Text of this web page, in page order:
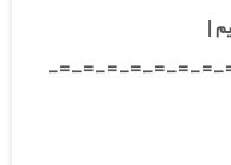
-=-=-=-=-=-=-=-